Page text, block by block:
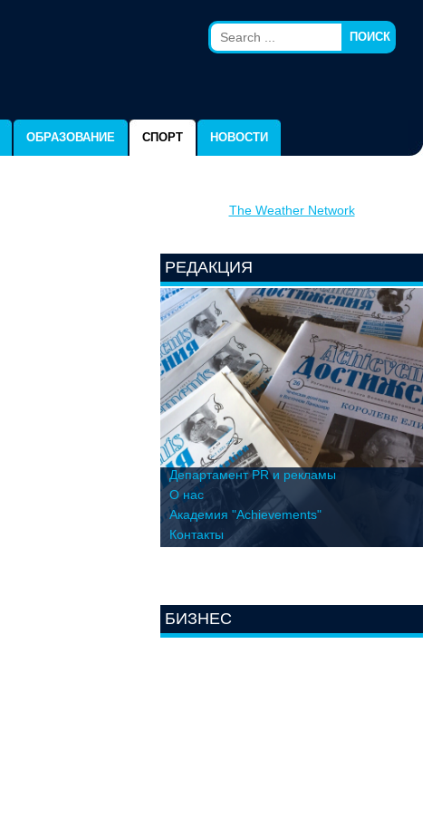
ПОИСК
ОБРАЗОВАНИЕ СПОРТ НОВОСТИ
The Weather Network
РЕДАКЦИЯ
Департамент PR и рекламы
О нас
Академия "Achievements"
Контакты
БИЗНЕС